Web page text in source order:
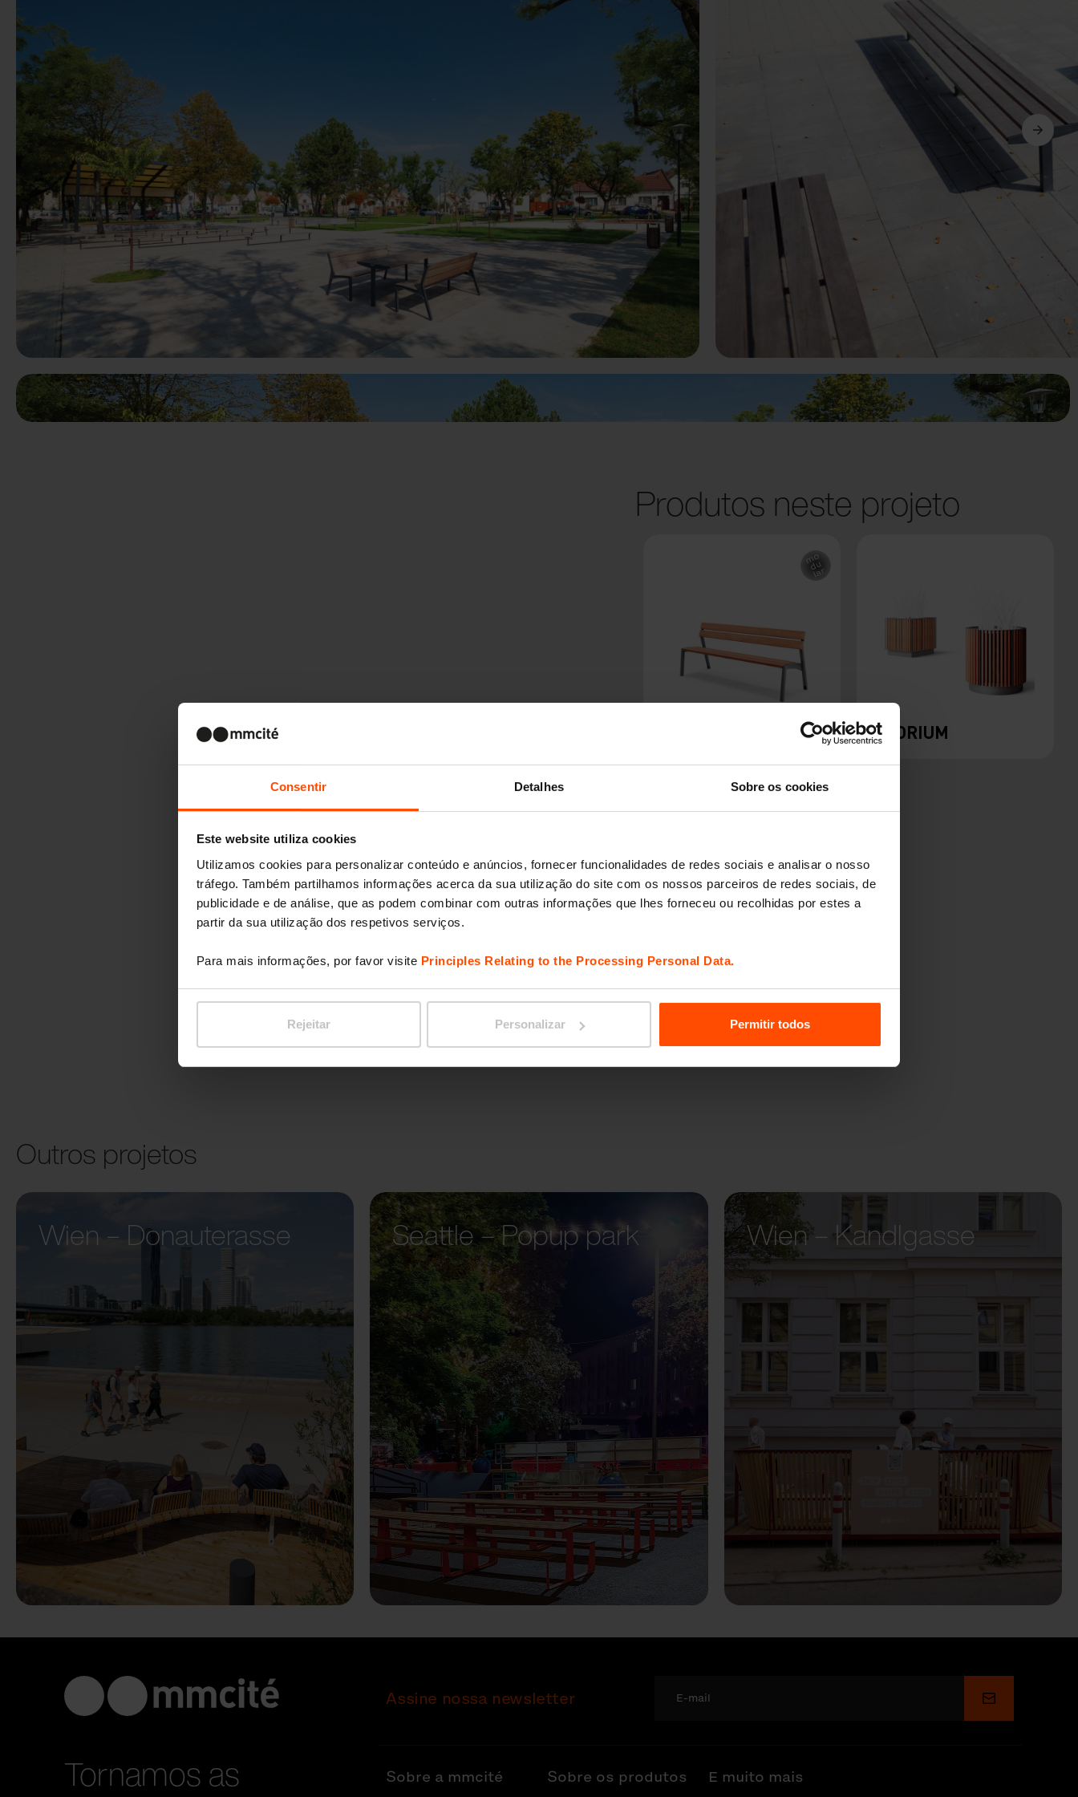
Consentir Detalhes Sobre os cookies
Este website utiliza cookies
Utilizamos cookies para personalizar conteúdo e anúncios, fornecer funcionalidades de redes sociais e analisar o nosso
tráfego. Também partilhamos informações acerca da sua utilização do site com os nossos parceiros de redes sociais, de
publicidade e de análise, que as podem combinar com outras informações que lhes forneceu ou recolhidas por estes a
partir da sua utilização dos respetivos serviços.
Para mais informações, por favor visite Principles Relating to the Processing Personal Data.
Rejeitar Personalizar Permitir todos
Anterior Seguinte
Produtos neste projeto
FLORIUM
VERA SOLO
Outros projetos
Wien – Donauterasse
Seattle – Popup park Wien – Kandlgasse
Tornamos as
Assine nossa newsletter Enviar
Sobre a mmcité Sobre os produtos E muito mais